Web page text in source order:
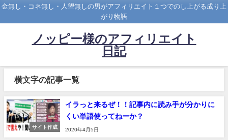
金無し・コネ無し・人望無しの男がアフィリエイト１つでのし上がる成り上
がり物語
ノッピー様のアフィリエイト
日記
横文字の記事一覧
サイト作成
イラっと来るぜ！！記事内に読み手が分かりに
くい単語使ってねーか？
2020年4月5日